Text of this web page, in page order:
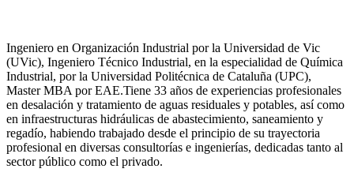
Ingeniero en Organización Industrial por la Universidad de Vic
(UVic), Ingeniero Técnico Industrial, en la especialidad de Química
Industrial, por la Universidad Politécnica de Cataluña (UPC),
Master MBA por EAE.Tiene 33 años de experiencias profesionales
en desalación y tratamiento de aguas residuales y potables, así como
en infraestructuras hidráulicas de abastecimiento, saneamiento y
regadío, habiendo trabajado desde el principio de su trayectoria
profesional en diversas consultorías e ingenierías, dedicadas tanto al
sector público como el privado.